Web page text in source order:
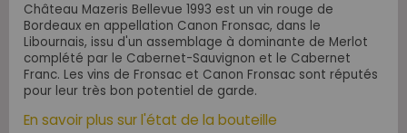
Château Mazeris Bellevue 1993 est un vin rouge de
Bordeaux en appellation Canon Fronsac, dans le
Libournais, issu d'un assemblage à dominante de Merlot
complété par le Cabernet-Sauvignon et le Cabernet
Franc. Les vins de Fronsac et Canon Fronsac sont réputés
pour leur très bon potentiel de garde.
En savoir plus sur l'état de la bouteille